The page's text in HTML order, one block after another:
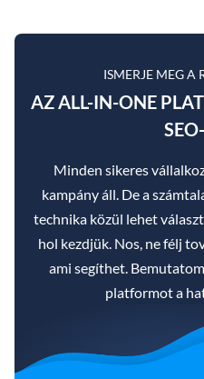
ISMERJE MEG A
AZ ALL-IN-ONE
Minden sikeres
kampány áll. De a
technika közül lehet
hol kezdjük. Nos, ne félj
ami segíthet.
platformot a